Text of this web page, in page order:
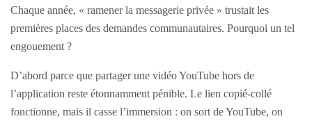
Chaque année, « ramener la messagerie privée » trustait les
premières places des demandes communautaires. Pourquoi un tel
engouement ?
D’abord parce que partager une vidéo YouTube hors de
l’application reste étonnamment pénible. Le lien copié-collé
fonctionne, mais il casse l’immersion : on sort de YouTube, on